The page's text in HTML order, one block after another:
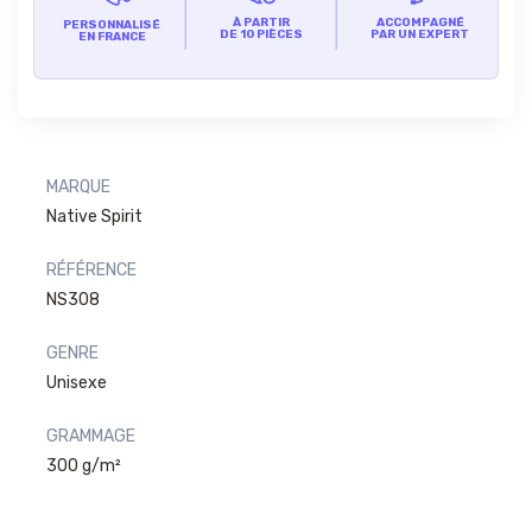
PERSONNALISÉ
EN FRANCE
À PARTIR
DE 10 PIÈCES
ACCOMPAGNÉ
PAR UN EXPERT
MARQUE
Native Spirit
RÉFÉRENCE
NS308
GENRE
Unisexe
GRAMMAGE
300 g/m²